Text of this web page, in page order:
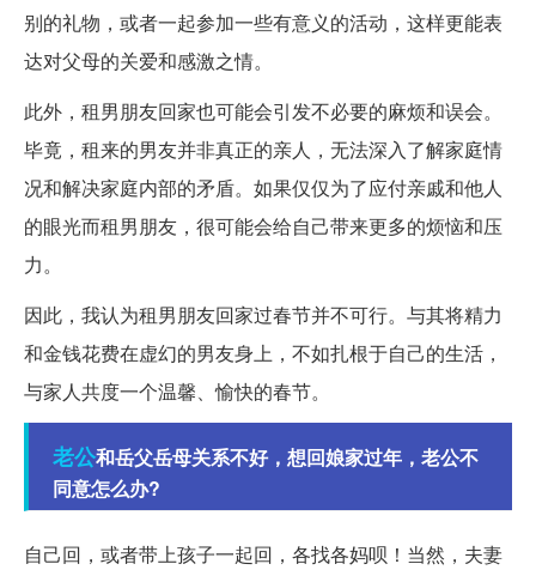
别的礼物，或者一起参加一些有意义的活动，这样更能表
达对父母的关爱和感激之情。
此外，租男朋友回家也可能会引发不必要的麻烦和误会。
毕竟，租来的男友并非真正的亲人，无法深入了解家庭情
况和解决家庭内部的矛盾。如果仅仅为了应付亲戚和他人
的眼光而租男朋友，很可能会给自己带来更多的烦恼和压
力。
因此，我认为租男朋友回家过春节并不可行。与其将精力
和金钱花费在虚幻的男友身上，不如扎根于自己的生活，
与家人共度一个温馨、愉快的春节。
老公和岳父岳母关系不好，想回娘家过年，老公不
同意怎么办?
自己回，或者带上孩子一起回，各找各妈呗！当然，夫妻